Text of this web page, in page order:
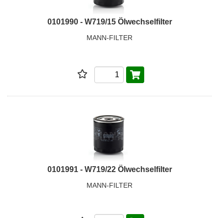
0101990 - W719/15 Ölwechselfilter
MANN-FILTER
0101991 - W719/22 Ölwechselfilter
MANN-FILTER